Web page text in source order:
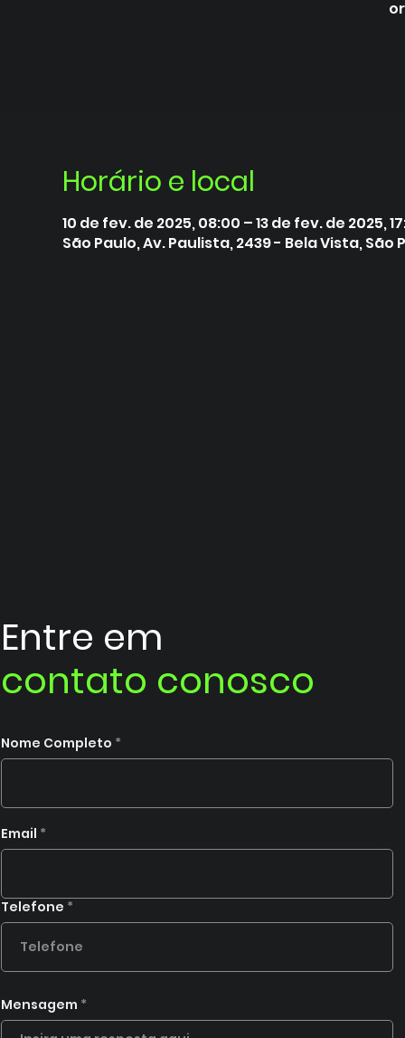
Horário e local
10 de fev. de 2025, 08:00 – 13 de fev. de 2025,
São Paulo, Av. Paulista, 2439 - Bela Vista, São
Entre em
contato conosco
Nome Completo
Email
Telefone
Mensagem